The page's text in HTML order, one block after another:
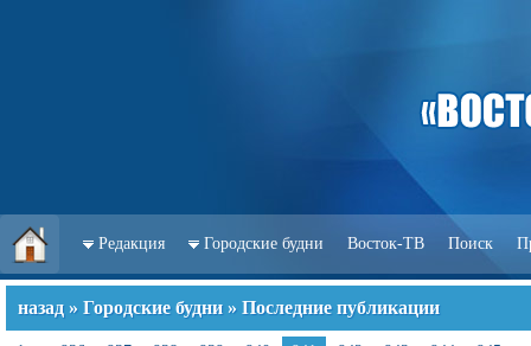
Редакция Городские будни Восток-ТВ Поиск
назад » Городские будни » Последние публикации